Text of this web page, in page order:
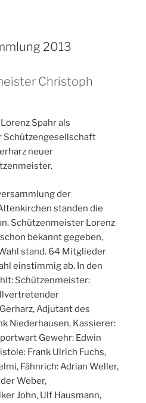
2013
Christoph
Spahr als
Schützengesellschaft
neuer
der
standen die
Schützenmeister Lorenz
bekannt gegeben,
stand. 64 Mitglieder
einstimmig ab. In den
Schützenmeister:
Adjutant des
Niederhausen, Kassierer:
Gewehr: Edwin
Frank Ulrich Fuchs,
Fähnrich: Adrian Weller,
Weber,
John, Ulf Hausmann,